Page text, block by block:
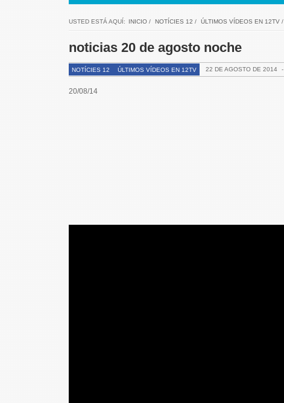
USTED ESTÁ AQUÍ: INICIO/ NOTÍCIES 12 / ÚLTIMOS VÍDEOS EN 12TV/
noticias 20 de agosto noche
NOTÍCIES 12 ÚLTIMOS VÍDEOS EN 12TV 22 DE AGOSTO DE 2014 -
20/08/14